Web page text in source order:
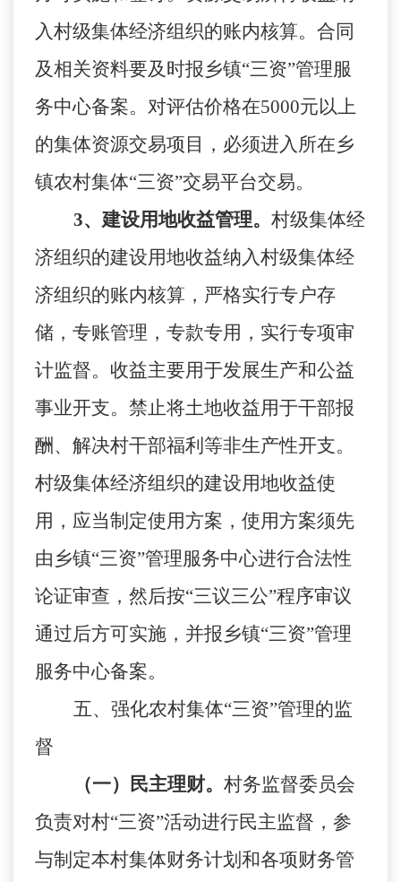
入村级集体经济组织的账内核算。合同
及相关资料要及时报乡镇“三资”管理服
务中心备案。对评估价格在5000元以上
的集体资源交易项目，必须进入所在乡
镇农村集体“三资”交易平台交易。
3、建设用地收益管理。 村级集体经
济组织的建设用地收益纳入村级集体经
济组织的账内核算，严格实行专户存
储，专账管理，专款专用，实行专项审
计监督。收益主要用于发展生产和公益
事业开支。禁止将土地收益用于干部报
酬、解决村干部福利等非生产性开支。
村级集体经济组织的建设用地收益使
用，应当制定使用方案，使用方案须先
由乡镇“三资”管理服务中心进行合法性
论证审查，然后按“三议三公”程序审议
通过后方可实施，并报乡镇“三资”管理
服务中心备案。
五、强化农村集体“三资”管理的监
督
（一）民主理财。 村务监督委员会
负责对村“三资”活动进行民主监督，参
与制定本村集体财务计划和各项财务管